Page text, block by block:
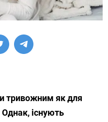
тривожним як для
Однак, існують